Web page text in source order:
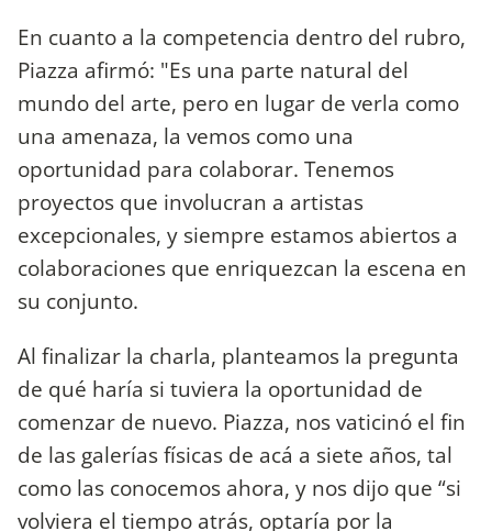
En cuanto a la competencia dentro del rubro,
Piazza afirmó: "Es una parte natural del
mundo del arte, pero en lugar de verla como
una amenaza, la vemos como una
oportunidad para colaborar. Tenemos
proyectos que involucran a artistas
excepcionales, y siempre estamos abiertos a
colaboraciones que enriquezcan la escena en
su conjunto.
Al finalizar la charla, planteamos la pregunta
de qué haría si tuviera la oportunidad de
comenzar de nuevo. Piazza, nos vaticinó el fin
de las galerías físicas de acá a siete años, tal
como las conocemos ahora, y nos dijo que “si
volviera el tiempo atrás, optaría por la